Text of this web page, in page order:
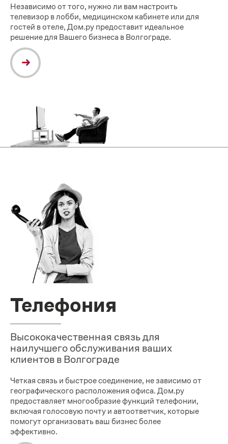
Независимо от того, нужно ли вам настроить
телевизор в лобби, медицинском кабинете или для
гостей в отеле, Дом.ру предоставит идеальное
решение для Вашего бизнеса в Волгограде.
Телефония
Высококачественная связь для
наилучшего обслуживания ваших
клиентов в Волгограде
Четкая связь и быстрое соединение, не зависимо от
географического расположения офиса. Дом.ру
предоставляет многообразие функций телефонии,
включая голосовую почту и автоответчик, которые
помогут организовать ваш бизнес более
эффективно.